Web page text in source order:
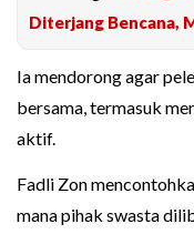
Diterjang Bencana,
Ia mendorong agar
bersama, termasuk
aktif.
Fadli Zon
mana pihak swasta